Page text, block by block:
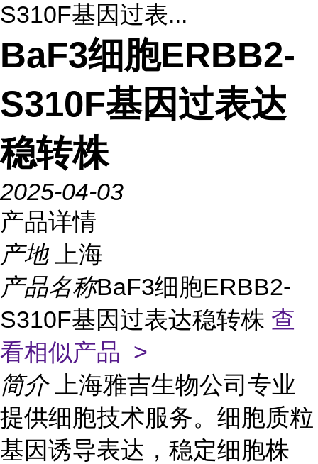
S310F基因过表...
BaF3细胞ERBB2-
S310F基因过表达
稳转株
2025-04-03
产品详情
产地
上海
产品名称BaF3细胞ERBB2-
S310F基因过表达稳转株 查
看相似产品 >
简介
上海雅吉生物公司专业
提供细胞技术服务。细胞质粒
基因诱导表达，稳定细胞株